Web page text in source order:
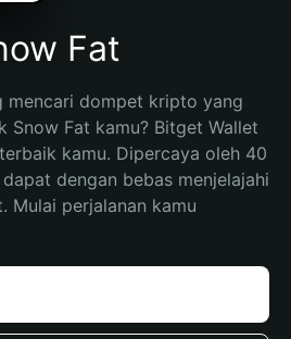
Fat
mencari dompet kripto yang
Snow Fat kamu? Bitget Wallet
kamu. Dipercaya oleh 40
dengan bebas menjelajahi
Mulai perjalanan kamu